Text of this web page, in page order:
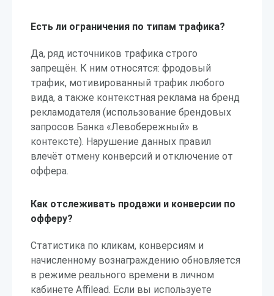
Есть ли ограничения по типам трафика?
Да, ряд источников трафика строго
запрещён. К ним относятся: фродовый
трафик, мотивированный трафик любого
вида, а также контекстная реклама на бренд
рекламодателя (использование брендовых
запросов Банка «Левобережный» в
контексте). Нарушение данных правил
влечёт отмену конверсий и отключение от
оффера.
Как отслеживать продажи и конверсии по
офферу?
Статистика по кликам, конверсиям и
начисленному вознаграждению обновляется
в режиме реального времени в личном
кабинете Affilead. Если вы используете